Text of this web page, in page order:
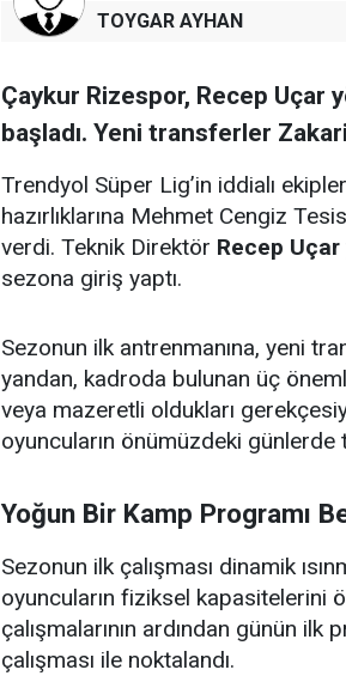
TOYGAR AYHAN
Çaykur Rizespor, Recep Uçar
başladı. Yeni transferler
Trendyol Süper Lig’in iddialı
hazırlıklarına Mehmet Cengiz
verdi. Teknik Direktör Recep Uçar
sezona giriş yaptı.
Sezonun ilk antrenmanına, yeni
yandan, kadroda bulunan üç
veya mazeretli oldukları
oyuncuların önümüzdeki günlerde
Yoğun Bir Kamp Programı
Sezonun ilk çalışması dinamik
oyuncuların fiziksel kapasitelerini
çalışmalarının ardından günün
çalışması ile noktalandı.